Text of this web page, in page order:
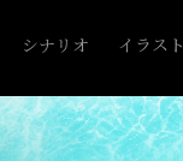
シナリオ イラスト